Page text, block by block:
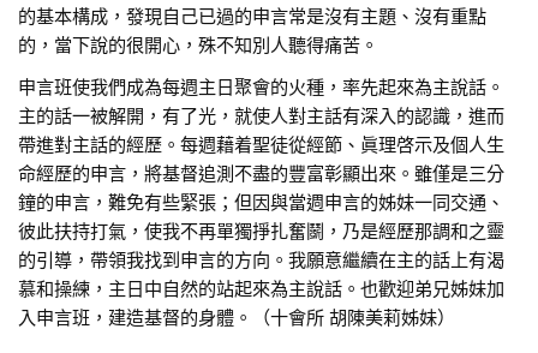
的基本構成，發現自己已過的申言常是沒有主題、沒有重點
的，當下說的很開心，殊不知別人聽得痛苦。
申言班使我們成為每週主日聚會的火種，率先起來為主說話。
主的話一被解開，有了光，就使人對主話有深入的認識，進而
帶進對主話的經歷。每週藉着聖徒從經節、眞理啓示及個人生
命經歷的申言，將基督追測不盡的豐富彰顯出來。雖僅是三分
鐘的申言，難免有些緊張；但因與當週申言的姊妹一同交通、
彼此扶持打氣，使我不再單獨掙扎奮鬬，乃是經歷那調和之靈
的引導，帶領我找到申言的方向。我願意繼續在主的話上有渴
慕和操練，主日中自然的站起來為主說話。也歡迎弟兄姊妹加
入申言班，建造基督的身體。（十會所 胡陳美莉姊妹）